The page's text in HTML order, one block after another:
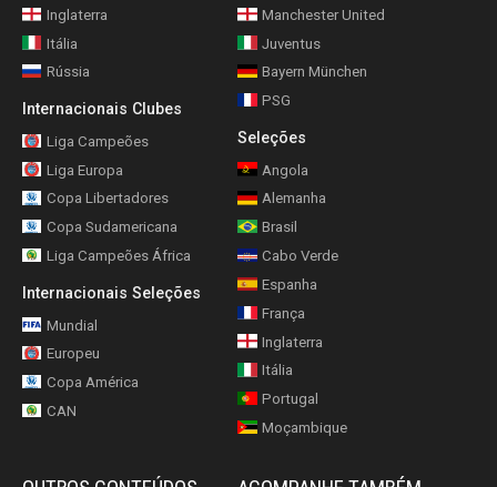
Inglaterra
Itália
Rússia
Internacionais Clubes
Liga Campeões
Liga Europa
Copa Libertadores
Copa Sudamericana
Liga Campeões África
Internacionais Seleções
Mundial
Europeu
Copa América
CAN
Manchester United
Juventus
Bayern München
PSG
Seleções
Angola
Alemanha
Brasil
Cabo Verde
Espanha
França
Inglaterra
Itália
Portugal
Moçambique